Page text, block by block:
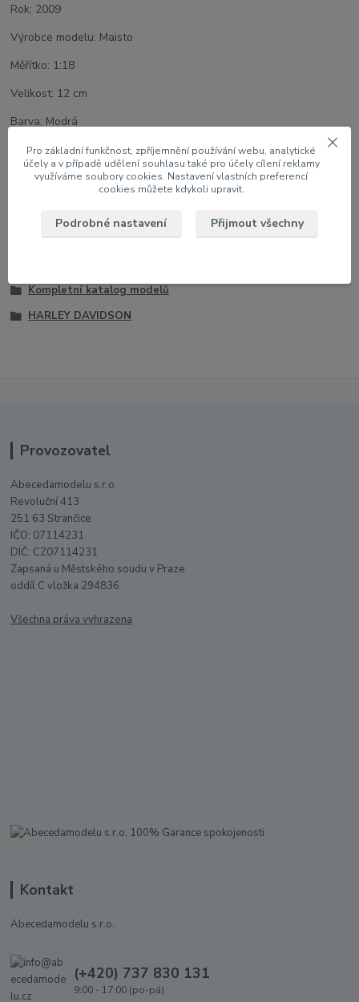
Rok: 2009
Výrobce modelu: Maisto
Měřítko: 1:18
Velikost: 12 cm
Barva: Modrá
Serie: 42
Model na podstavci v papírové krabici s oknem
Zboží zařazeno v kategoriích
Kompletní katalog modelů
HARLEY DAVIDSON
Provozovatel
Abecedamodelu s.r.o.
Revoluční 413
251 63 Strančice
IČO: 07114231
DIČ: CZ07114231
Zapsaná u Městského soudu v Praze
oddíl C vložka 294836
Všechna práva vyhrazena
Kontakt
Abecedamodelu s.r.o.
(+420) 737 830 131
9:00 - 17:00 (po-pá)
Pro základní funkčnost, zpříjemnění používání webu, analytické
účely a v případě udělení souhlasu také pro účely cílení reklamy
využíváme soubory cookies. Nastavení vlastních preferencí
cookies můžete kdykoli upravit.
Podrobné nastavení Přijmout všechny